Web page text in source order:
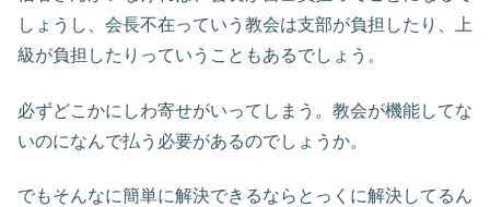
しょうし、会長不在っていう教会は支部が負担したり、上
級が負担したりっていうこともあるでしょう。
必ずどこかにしわ寄せがいってしまう。教会が機能してな
いのになんで払う必要があるのでしょうか。
でもそんなに簡単に解決できるならとっくに解決してるん